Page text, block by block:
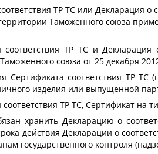
ТР ТС или Декларация о
Таможенного союза
соответствия ТР ТС и Декларация
союза от 25 декабря
Сертификата соответствия ТР ТС
изделия или выпущенной
ТР ТС, Сертификат на
хранить Декларацию о
действия Декларации о
государственного контроля